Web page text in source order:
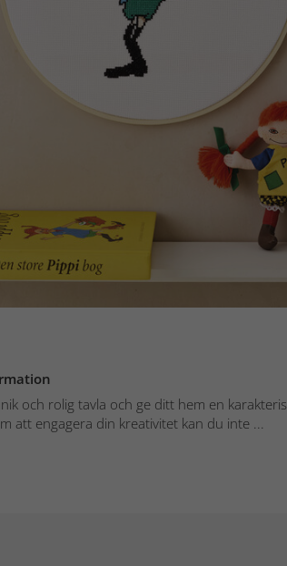
och rolig tavla och ge ditt hem en
att engagera din kreativitet kan du inte ...